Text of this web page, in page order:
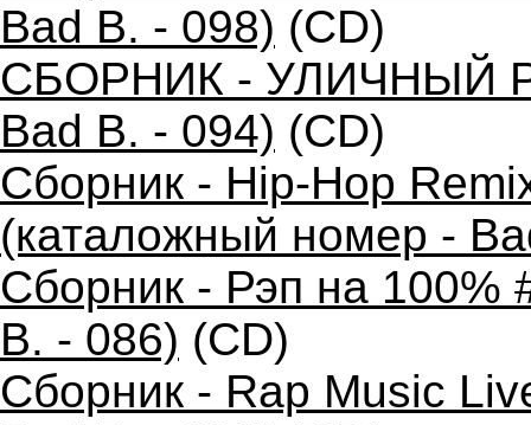
Bad B. - 098) (CD)
СБОРНИК - УЛИЧНЫЙ
Bad B. - 094) (CD)
Сборник - Hip-Hop
(каталожный номер -
Сборник - Рэп на 100%
B. - 086) (CD)
Сборник - Rap Music